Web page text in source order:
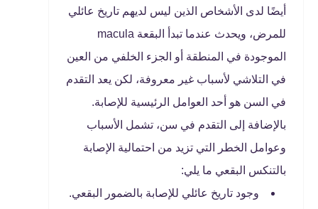
أيضًا لدى الأشخاص الذين ليس لديهم تاريخ عائلي
للمرض، ويحدث عندما تبدأ البقعة macula
الموجودة في المنطقة أو الجزء الخلفي من العين
في التلاشي لأسباب غير معروفة، لكن يعد التقدم
في السن هو أحد العوامل الرئيسية للإصابة.
بالإضافة إلى التقدم في سن، تشمل الأسباب
وعوامل الخطر التي تزيد من احتمالية الإصابة
بالتنكس البقعي ما يلي:
وجود تاريخ عائلي للإصابة بالضمور البقعي.